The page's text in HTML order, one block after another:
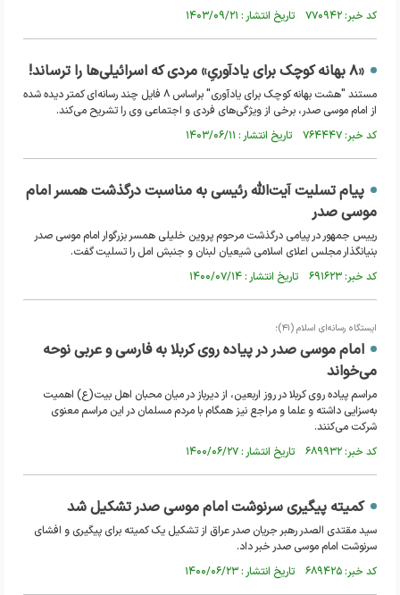
کد خبر: ۷۷۰۹۴۲ تاریخ انتشار : ۱۴۰۳/۰۹/۲۱
«۸ بهانه کوچک برای یادآوریِ» مردی که اسرائیلی‌ها را ترساند!
مستند "هشت بهانه کوچک برای یادآوری" براساس ۸ فایل چند رسانه‌ای کمتر دیده شده
از امام موسی صدر، برخی از ویژگی‌های فردی و اجتماعی وی را تشریح می‌کند.
کد خبر: ۷۶۴۴۴۷ تاریخ انتشار : ۱۴۰۳/۰۶/۱۱
پیام تسلیت آیت‌الله رئیسی به مناسبت درگذشت همسر امام
موسی صدر
رییس جمهور در پیامی درگذشت مرحوم پروین خلیلی همسر بزرگوار امام موسی صدر
بنیانگذار مجلس اعلای اسلامی شیعیان لبنان و جنبش امل را تسلیت گفت.
کد خبر: ۶۹۱۶۲۳ تاریخ انتشار : ۱۴۰۰/۰۷/۱۴
ایستگاه رسانه‌ای اسلام (۴۱)؛
امام موسی صدر در پیاده روی کربلا به فارسی و عربی نوحه
می‌خواند
مراسم پیاده روی کربلا در روز اربعین، از دیرباز در میان محبان اهل بیت(ع) اهمیت
به‌سزایی داشته و علما و مراجع نیز همگام با مردم مسلمان در این مراسم معنوی
شرکت می‌کنند.
کد خبر: ۶۸۹۹۳۲ تاریخ انتشار : ۱۴۰۰/۰۶/۲۷
کمیته پیگیری سرنوشت امام موسی صدر تشکیل شد
سید مقتدی الصدر رهبر جریان صدر عراق از تشکیل یک کمیته برای پیگیری و افشای
سرنوشت امام موسی صدر خبر داد.
کد خبر: ۶۸۹۴۲۵ تاریخ انتشار : ۱۴۰۰/۰۶/۲۳